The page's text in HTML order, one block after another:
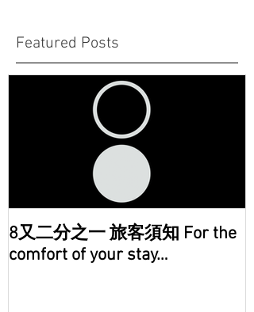
Featured Posts
8又二分之一 旅客須知 For the
comfort of your stay…